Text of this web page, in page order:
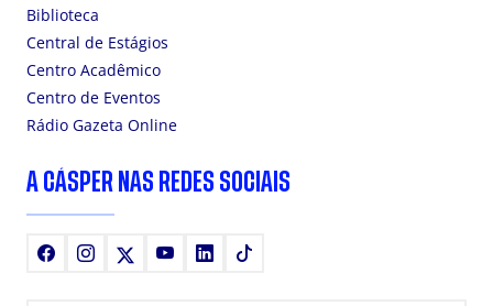
Biblioteca
Central de Estágios
Centro Acadêmico
Centro de Eventos
Rádio Gazeta Online
A CÁSPER NAS REDES SOCIAIS
FacebookInstagram YoutubeLinkedIn